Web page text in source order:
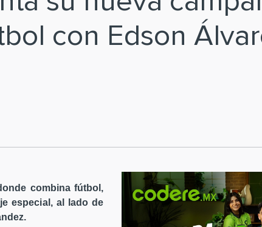
con Edson
combina fútbol,
especial, al lado de